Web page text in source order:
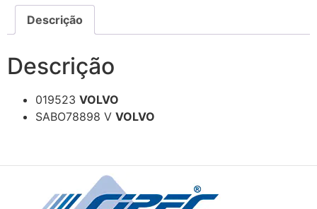
Descrição
Descrição
019523 VOLVO
SABO78898 V VOLVO